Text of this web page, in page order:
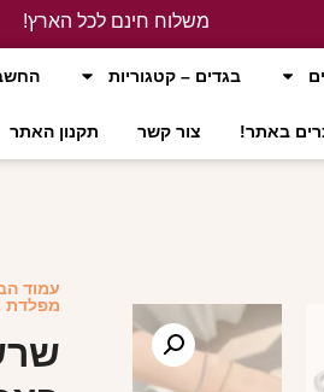
משלוח חינם לכל הארץ!
בגדים – קטגוריות
באתר! צור קשר תקנון האתר
עמוד
מפלדת